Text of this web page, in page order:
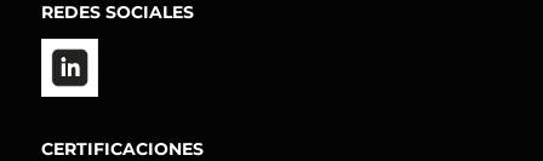
REDES SOCIALES
CERTIFICACIONES